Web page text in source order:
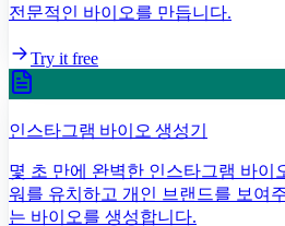
전문적인 바이오를 만듭니다.
Try it free
인스타그램 바이오 생성기
몇 초 만에 완벽한 인스타그램 바이
워를 유치하고 개인 브랜드를 보여
는 바이오를 생성합니다.